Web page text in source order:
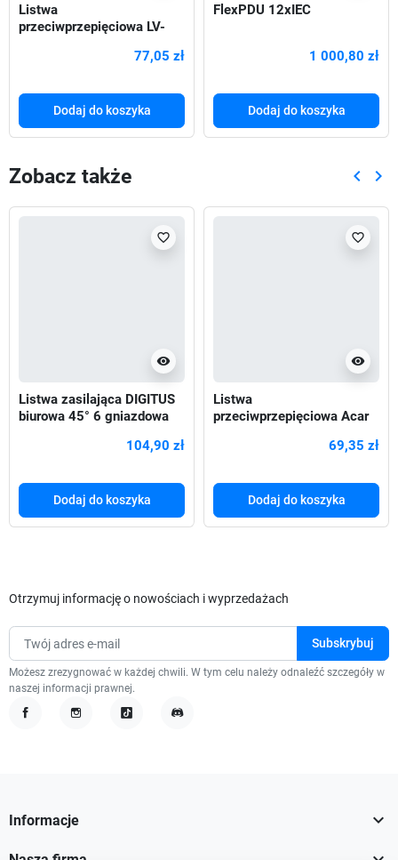
Listwa
przeciwprzepięciowa LV-
77,05 zł
Dodaj do koszyka
FlexPDU 12xIEC
1 000,80 zł
Dodaj do koszyka
Zobacz także keyboard_arrow_left keyboard_arrow_right
visibility
favorite_border
Listwa zasilająca DIGITUS
biurowa 45° 6 gniazdowa
104,90 zł
Dodaj do koszyka
visibility
favorite_border
Listwa
przeciwprzepięciowa Acar
69,35 zł
Dodaj do koszyka
Otrzymuj informację o nowościach i wyprzedażach
Możesz zrezygnować w każdej chwili. W tym celu należy odnaleźć szczegóły w
naszej informacji prawnej.
Informacje 